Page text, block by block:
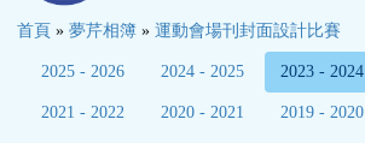
首頁 » 夢芹相簿 » 運動會場刊封面設計比賽
2025 - 2026 2024 - 2025 2023 - 2024
2021 - 2022 2020 - 2021 2019 - 2020